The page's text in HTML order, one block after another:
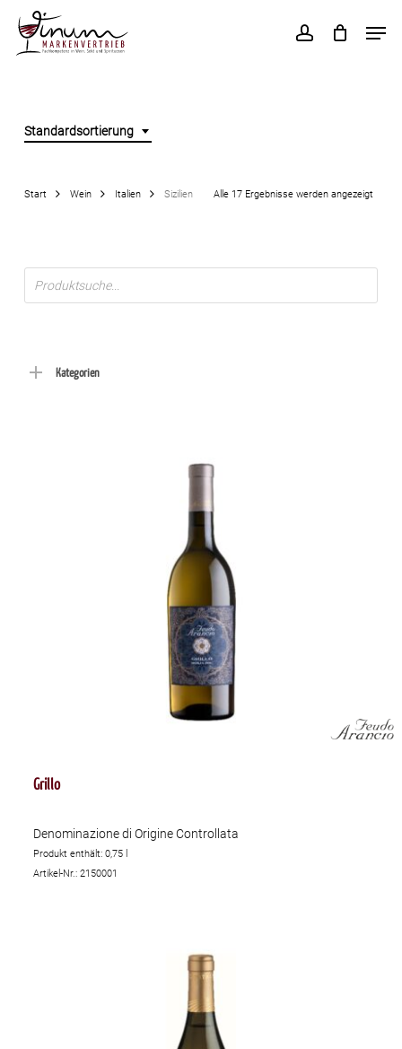
account
Standardsortierung
Alle 17 Ergebnisse werden angezeigt
Start Wein Italien Sizilien
Products
search
Kategorien
Grillo
Denominazione di Origine Controllata
Produkt enthält: 0,75
Artikel-Nr.: 2150001